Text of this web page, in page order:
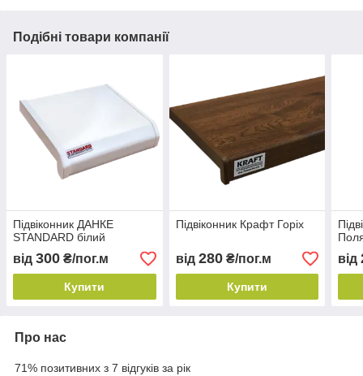
Подібні товари компанії
Підвіконник ДАНКЕ
STANDARD білий
від 300 ₴/пог.м
Купити
Підвіконник Крафт Горіх
від 280₴/пог.м
Купити
від
Про нас
71% позитивних з 7 відгуків за рік